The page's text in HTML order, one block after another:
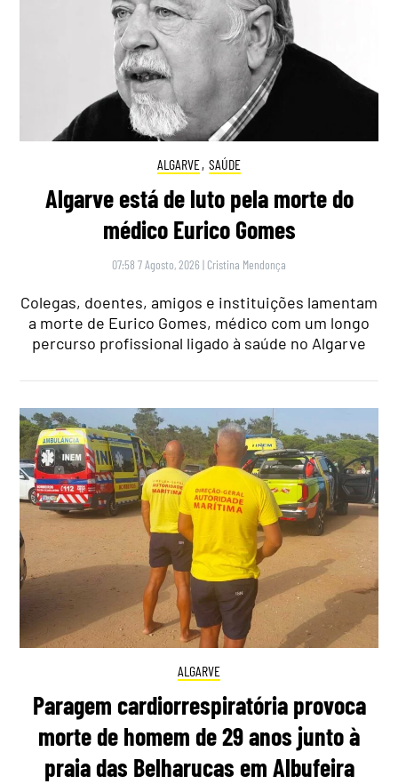
ALGARVE, SAÚDE
Algarve está de luto pela morte do
médico Eurico Gomes
07:58 7 Agosto, 2026 | Cristina Mendonça
Colegas, doentes, amigos e instituições lamentam
a morte de Eurico Gomes, médico com um longo
percurso profissional ligado à saúde no Algarve
ALGARVE
Paragem cardiorrespiratória provoca
morte de homem de 29 anos junto à
praia das Belharucas em Albufeira